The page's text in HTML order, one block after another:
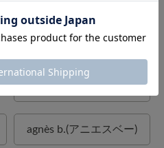
ウチノタオルギャラリー
ウチノホームシューズギャ
ラリー
agnès b.(アニエスベー)